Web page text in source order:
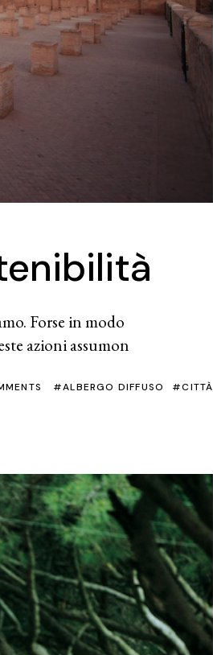
Forse in modo
azioni assumon
ALBERGO DIFFUSO CITTÀ